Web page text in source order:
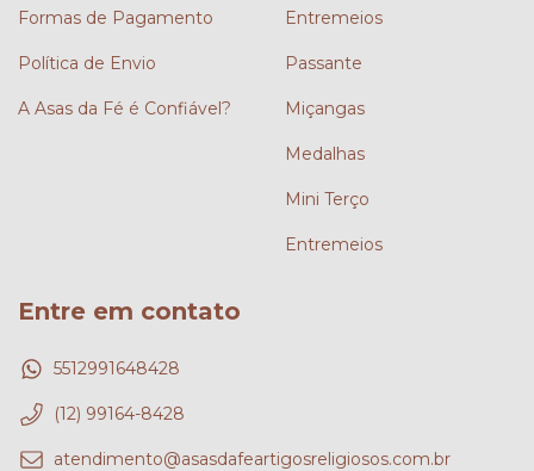
Formas de Pagamento
Política de Envio
A Asas da Fé é Confiável?
Entremeios
Passante
Miçangas
Medalhas
Mini Terço
Entremeios
Entre em contato
5512991648428
(12) 99164-8428
atendimento@asasdafeartigosreligiosos.com.br